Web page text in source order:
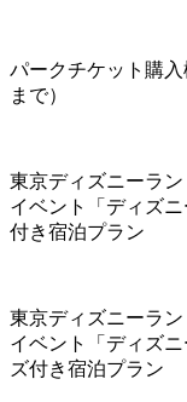
パークチケット購
まで）
東京ディズニーラ
イベント「ディズ
付き宿泊プラン
東京ディズニーラ
イベント「ディズ
ズ付き宿泊プラン